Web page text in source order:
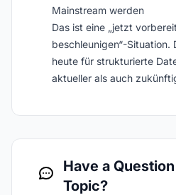
Mainstream werden
Das ist eine „jetzt
beschleunigen“-Situation.
heute für strukturierte
aktueller als auch
Have a
Topic?